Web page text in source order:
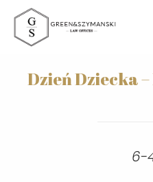
Dzień Dziecka
6-